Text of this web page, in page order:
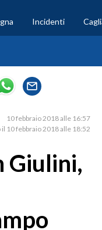
Incidenti
10 febbraio 2018 alle 16:57
10 febbraio 2018 alle 18:52
Giulini,